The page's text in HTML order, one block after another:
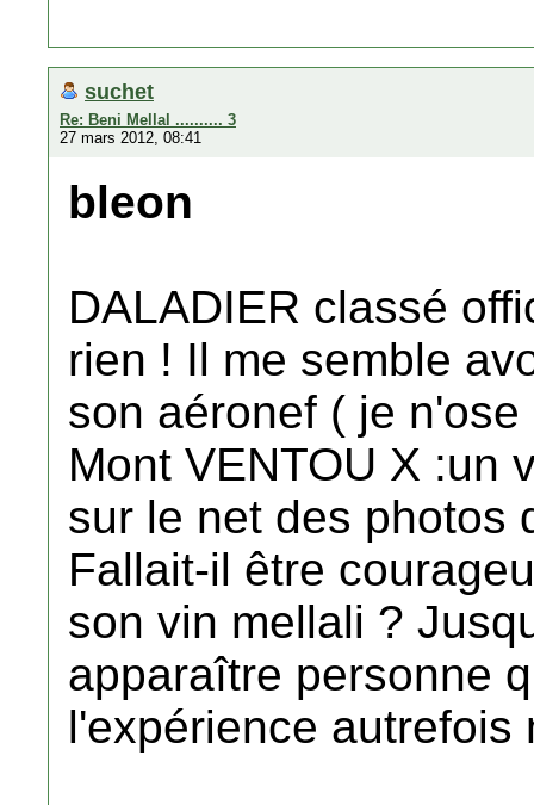
suchet
Re: Beni Mellal .......... 3
27 mars 2012, 08:41
bleon
DALADIER classé
rien ! Il me semble
son aéronef ( je
Mont VENTOU X :un
sur le net des photos
Fallait-il être
son vin mellali ?
apparaître personne
l'expérience autrefois